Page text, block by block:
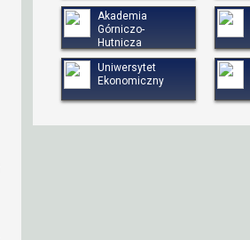
Akademia
Górniczo-
Hutnicza
Uniwersytet
Ekonomiczny